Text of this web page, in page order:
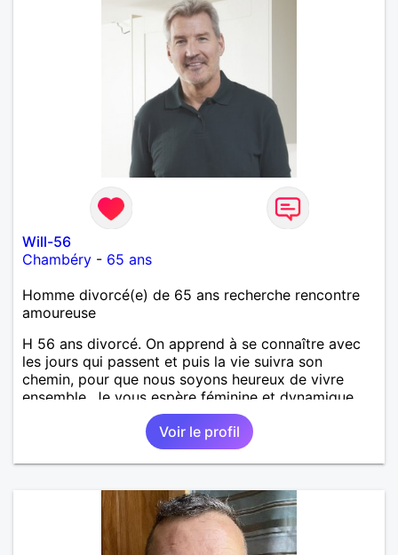
Will-56
Chambéry - 65 ans
Homme divorcé(e) de 65 ans recherche rencontre
amoureuse
H 56 ans divorcé. On apprend à se connaître avec
les jours qui passent et puis la vie suivra son
chemin, pour que nous soyons heureux de vivre
ensemble. Je vous espère féminine et dynamique,
ouverte et tolérante. Vos petits défauts seront sans
Voir le profil